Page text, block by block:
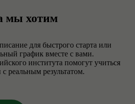
мы хотим
для быстрого старта или
график вместе с вами.
института помогут учиться
реальным результатом.